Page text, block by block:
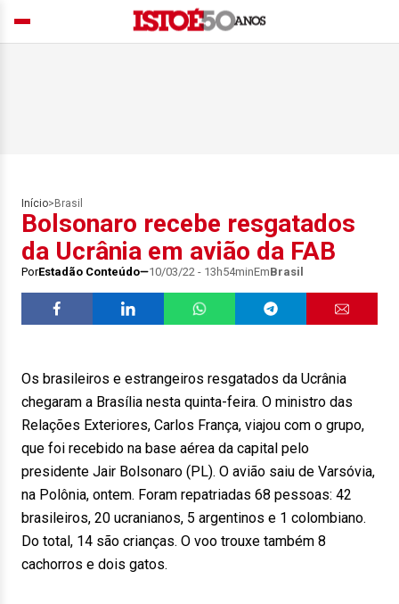
Início> Brasil
Bolsonaro recebe resgatados
da Ucrânia em avião da FAB
PorEstadão Conteúdo 10/03/22 - 13h54minEmBrasil
Os brasileiros e estrangeiros resgatados da Ucrânia
chegaram a Brasília nesta quinta-feira. O ministro das
Relações Exteriores, Carlos França, viajou com o grupo,
que foi recebido na base aérea da capital pelo
presidente Jair Bolsonaro (PL). O avião saiu de Varsóvia,
na Polônia, ontem. Foram repatriadas 68 pessoas: 42
brasileiros, 20 ucranianos, 5 argentinos e 1 colombiano.
Do total, 14 são crianças. O voo trouxe também 8
cachorros e dois gatos.